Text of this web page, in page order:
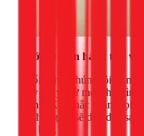
Bước 5: Vận hành thử và
Cuối cùng, chúng tôi sẽ
máy chạy thử một chu trình
thống. Khi chắc chắn mọi
rỉ, chúng tôi sẽ dọn dẹp
cho bạn.